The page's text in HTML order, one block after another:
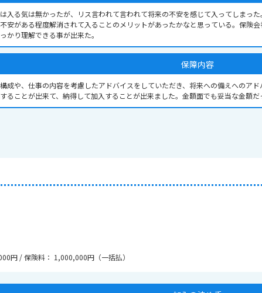
入る気は無かったが、リス言われて言われて将来の不安を感じて入ってしまっ
安がある程度解消されて入ることのメリットがあったかなと思っている。保険
かり理解できる事が出来た。
保障内容
成や、仕事の内容を考慮したアドバイスをしていただき、将来への備えへのア
ることが出来て、納得して加入することが出来ました。金額面でも妥当な金額だ
円 / 保険料： 1,000,000円（一括払）